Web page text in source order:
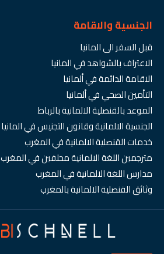
الجنسية والاقامة
قبل السفر الى المانيا
الاعتراف بالشواهد في المانيا
الاقامة الدائمة في ألمانيا
التأمين الصحي في ألمانيا
الموعد بالقنصلية الالمانية بالرباط
الجنسية الالمانية وقانون التجنيس في المانيا
خدمات القنصلية الالمانية في المغرب
مترجمين اللغة الالمانية محلفين في المغرب
مدارس اللغة الالمانية في المغرب
وثائق القنصلية الالمانية بالمغرب